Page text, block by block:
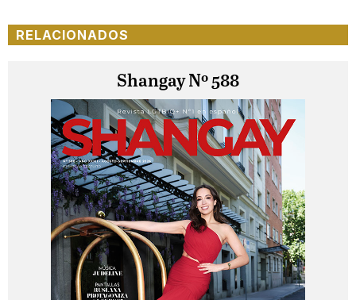
RELACIONADOS
Shangay Nº 588